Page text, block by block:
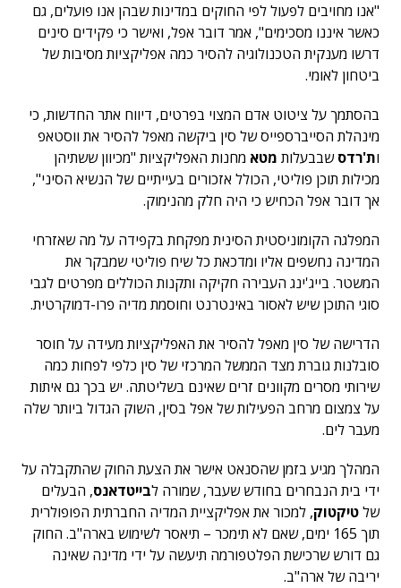
"אנו מחויבים לפעול לפי החוקים במדינות שבהן אנו פועלים, גם
כאשר איננו מסכימים", אמר דובר אפל, ואישר כי פקידים סינים
דרשו מענקית הטכנולוגיה להסיר כמה אפליקציות מסיבות של
ביטחון לאומי.
בהסתמך על ציטוט אדם המצוי בפרטים, דיווח אתר החדשות, כי
מינהלת הסייברספייס של סין ביקשה מאפל להסיר את ווסטאפ
ות'רדסשבבעלות מטא מחנות האפליקציות "מכיוון ששתיהן
מכילות תוכן פוליטי, הכולל אזכורים בעייתיים של הנשיא הסיני",
אך דובר אפל הכחיש כי היה חלק מהנימוק.
המפלגה הקומוניסטית הסינית מפקחת בקפידה על מה שאזרחי
המדינה נחשפים אליו ומדכאת כל שיח פוליטי שמבקר את
המשטר. בייג'ינג העבירה חקיקה ותקנות הכוללים מפרטים לגבי
סוגי התוכן שיש לאסור באינטרנט וחוסמת מדיה פרו-דמוקרטית.
הדרישה של סין מאפל להסיר את האפליקציות מעידה על חוסר
סובלנות גוברת מצד הממשל המרכזי של סין כלפי לפחות כמה
שירותי מסרים מקוונים זרים שאינם בשליטתה. יש בכך גם איתות
על צמצום מרחב הפעילות של אפל בסין, השוק הגדול ביותר שלה
מעבר לים.
המהלך מגיע בזמן שהסנאט אישר את הצעת החוק שהתקבלה על
ידי בית הנבחרים בחודש שעבר, שמורה לבייטדאנס, הבעלים
שלטיקטוק, למכור את אפליקציית המדיה החברתית הפופולרית
תוך 165 ימים, שאם לא תימכר – תיאסר לשימוש בארה"ב. החוק
גם דורש שרכישת הפלטפורמה תיעשה על ידי מדינה שאינה
יריבה של ארה"ב.